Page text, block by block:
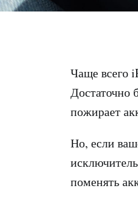
Чаще всего
Достаточно
пожирает
Но, если
поменять